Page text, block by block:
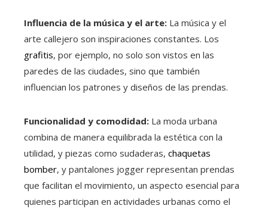
Influencia de la música y el arte: La música y el
arte callejero son inspiraciones constantes. Los
grafitis, por ejemplo, no solo son vistos en las
paredes de las ciudades, sino que también
influencian los patrones y diseños de las prendas.
Funcionalidad y comodidad: La moda urbana
combina de manera equilibrada la estética con la
utilidad, y piezas como sudaderas, chaquetas
bomber, y pantalones jogger representan prendas
que facilitan el movimiento, un aspecto esencial para
quienes participan en actividades urbanas como el